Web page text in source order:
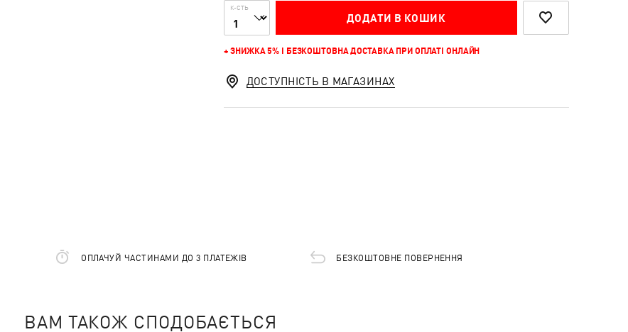
К-СТЬ
ДОДАТИ В КОШИК
+ ЗНИЖКА 5% І БЕЗКОШТОВНА ДОСТАВКА ПРИ ОПЛАТІ ОНЛАЙН
ДОСТУПНІСТЬ В МАГАЗИНАХ
ОПЛАЧУЙ ЧАСТИНАМИ ДО 3 ПЛАТЕЖІВ БЕЗКОШТОВНЕ ПОВЕРНЕННЯ
ВАМ ТАКОЖ СПОДОБАЄТЬСЯ